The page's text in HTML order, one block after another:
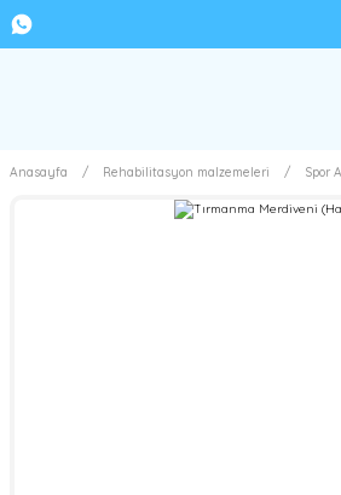
Anasayfa Rehabilitasyon malzemeleri Spor